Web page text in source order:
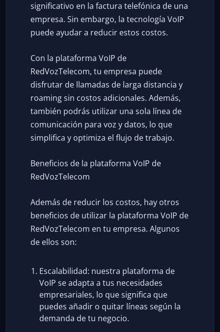
significativo en la factura telefónica de una
empresa. Sin embargo, la tecnología VoIP
puede ayudar a reducir estos costos.
Con la plataforma VoIP de
RedVozTelecom, tu empresa puede
disfrutar de llamadas de larga distancia y
roaming sin costos adicionales. Además,
también podrás utilizar una sola línea de
comunicación para voz y datos, lo que
simplifica y optimiza el flujo de trabajo.
Beneficios de la plataforma VoIP de
RedVozTelecom
Además de reducir los costos, hay otros
beneficios de utilizar la plataforma VoIP de
RedVozTelecom en tu empresa. Algunos
de ellos son:
Escalabilidad: nuestra plataforma de
VoIP se adapta a tus necesidades
empresariales, lo que significa que
puedes añadir o quitar líneas según la
demanda de tu negocio.